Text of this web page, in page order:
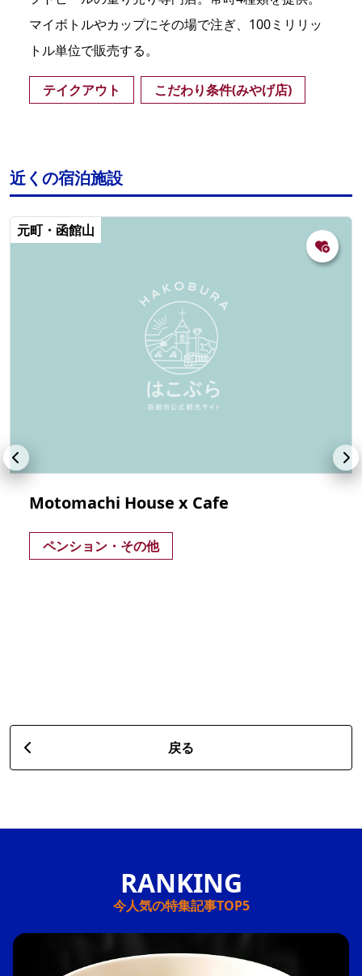
マイボトルやカップにその場で注ぎ、100ミリリッ
トル単位で販売する。
テイクアウト こだわり条件(みやげ店)
近くの宿泊施設
元町・函館山
Motomachi House x Cafe
ペンション・その他
戻る
今人気の特集記事TOP5